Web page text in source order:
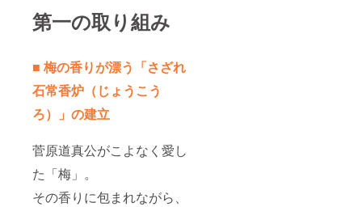
第一の取り組み
■ 梅の香りが漂う「さざれ
石常香炉（じょうこう
ろ）」の建立
菅原道真公がこよなく愛し
た「梅」。
その香りに包まれながら、